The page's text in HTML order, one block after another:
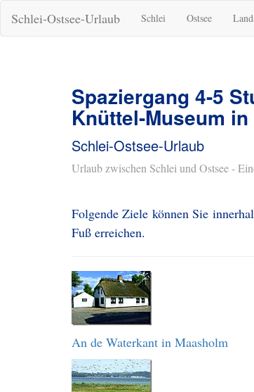
Schlei-Ostsee-Urlaub Schlei Ostsee
Spaziergang 4-5
Knüttel-Museum
Schlei-Ostsee-Urlaub
Urlaub zwischen Schlei und Ostsee -
Folgende Ziele können Sie
Fuß erreichen.
An de Waterkant in Maasholm